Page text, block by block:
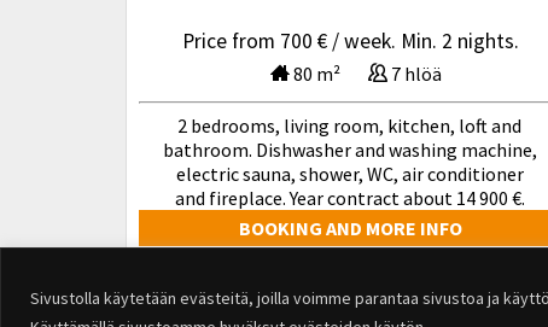
Sivustolla käytetään evästeitä, joilla voimme parantaa sivustoa ja
Price from 700 € / week. Min. 2 nights.
80 m² 7 hlöä
2 bedrooms, living room, kitchen, loft and
bathroom. Dishwasher and washing machine,
electric sauna, shower, WC, air conditioner
and fireplace. Year contract about 14 900 €.
BOOKING AND MORE INFO